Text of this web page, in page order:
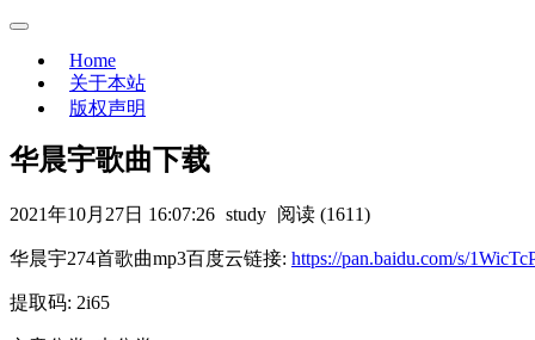
Home
关于本站
版权声明
华晨宇歌曲下载
2021年10月27日 16:07:26 study 阅读 (1611)
华晨宇274首歌曲mp3百度云链接: https://pan.baidu.com/s/
提取码: 2i65